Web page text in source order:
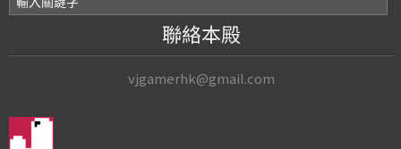
聯絡本殿
vjgamerhk@gmail.com